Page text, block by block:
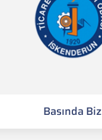
Basında Biz